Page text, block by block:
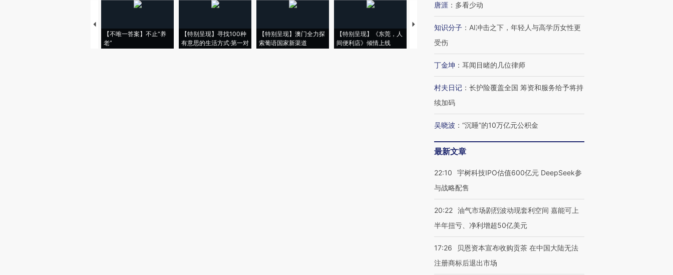
【不唯一答案】不止“养
老”
【特别呈现】寻找100种
有意思的生活方式·第一对
【特别呈现】澳门全力探
索葡语国家新渠道
【特别呈现】《东莞，人
间便利店》倾情上线
【推广】走进第四届链博
【商旅对话】华住集团
唐涯 ： 多看少动
知识分子 ： AI冲击之下，年轻人与高学历女性更
受伤
丁金坤 ： 耳闻目睹的几位律师
村夫日记 ： 长护险覆盖全国 筹资和服务给予将持
续加码
吴晓波 ： “沉睡”的10万亿元公积金
最新文章
22:10
宇树科技IPO估值600亿元 DeepSeek参
与战略配售
20:22 油气市场剧烈波动现套利空间 嘉能可上
半年扭亏、净利增超50亿美元
17:26
贝恩资本宣布收购贡茶 在中国大陆无法
注册商标后退出市场